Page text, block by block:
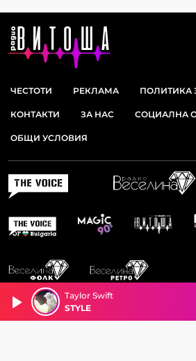
Taylor Swift
STYLE
ЧЕСТОТИ РЕКЛАМА ПОЛИТИКА
КОНТАКТИ ЗА НАС СОЦИАЛНА
ОБЩИ УСЛОВИЯ